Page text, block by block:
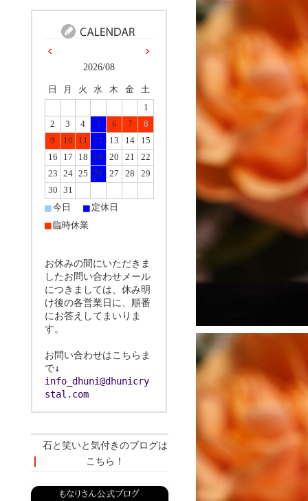
2026/08
日 月 火 水 木 金
土
1
2
3 4 5 6 7
8
9
10 11 12 13 14
15
16
17 18 19 20 21
22
23
24 25 26 27 28
29
30
31
■今日 ■ 定休日
■臨時休業
お休みの間にいただきま
したお問い合わせメール
につきましては、休み明
け後の各営業日に、順番
にお答えしてまいりま
す。
お問い合わせはこちらま
で↓
info_dhuni@dhunicry
stal.com
石と笑いと気付きのブログは
こちら！